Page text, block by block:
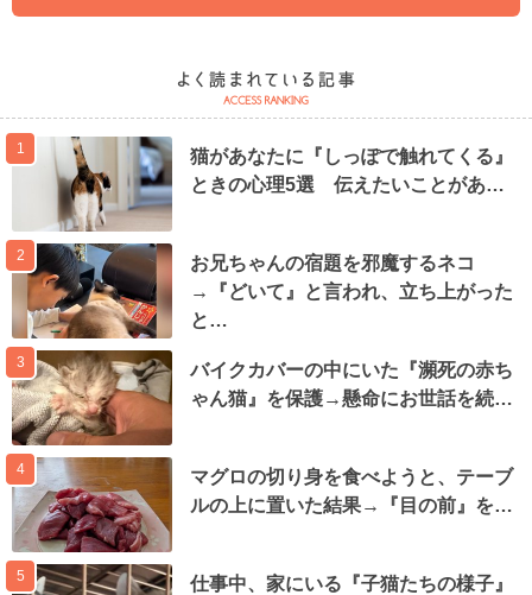
1
猫があなたに『しっぽで触れてくる』
ときの心理5選 伝えたいことがあ…
2
お兄ちゃんの宿題を邪魔するネコ
→『どいて』と言われ、立ち上がった
と…
3
バイクカバーの中にいた『瀕死の赤ち
ゃん猫』を保護→懸命にお世話を続…
4
マグロの切り身を食べようと、テーブ
ルの上に置いた結果→『目の前』を…
5
仕事中、家にいる『子猫たちの様子』